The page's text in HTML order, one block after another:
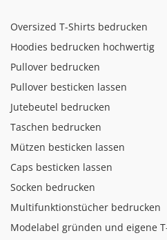
Oversized T-Shirts bedrucken
Hoodies bedrucken hochwertig
Pullover bedrucken
Pullover besticken lassen
Jutebeutel bedrucken
Taschen bedrucken
Mützen besticken lassen
Caps besticken lassen
Socken bedrucken
Multifunktionstücher bedrucken
Modelabel gründen und eigene